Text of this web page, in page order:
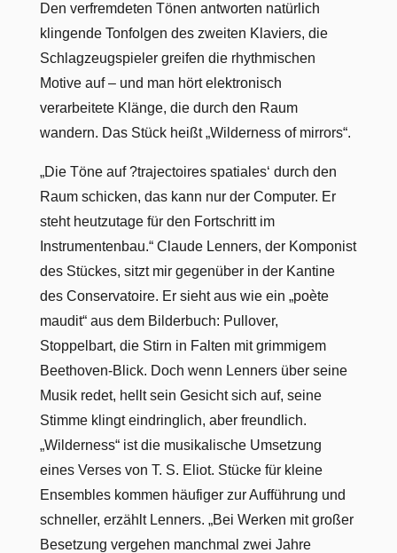
Den verfremdeten Tönen antworten natürlich
klingende Tonfolgen des zweiten Klaviers, die
Schlagzeugspieler greifen die rhythmischen
Motive auf – und man hört elektronisch
verarbeitete Klänge, die durch den Raum
wandern. Das Stück heißt „Wilderness of mirrors“.
„Die Töne auf ?trajectoires spatiales‘ durch den
Raum schicken, das kann nur der Computer. Er
steht heutzutage für den Fortschritt im
Instrumentenbau.“ Claude Lenners, der Komponist
des Stückes, sitzt mir gegenüber in der Kantine
des Conservatoire. Er sieht aus wie ein „poète
maudit“ aus dem Bilderbuch: Pullover,
Stoppelbart, die Stirn in Falten mit grimmigem
Beethoven-Blick. Doch wenn Lenners über seine
Musik redet, hellt sein Gesicht sich auf, seine
Stimme klingt eindringlich, aber freundlich.
„Wilderness“ ist die musikalische Umsetzung
eines Verses von T. S. Eliot. Stücke für kleine
Ensembles kommen häufiger zur Aufführung und
schneller, erzählt Lenners. „Bei Werken mit großer
Besetzung vergehen manchmal zwei Jahre